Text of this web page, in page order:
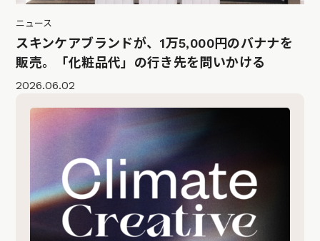
ニュース
スキンケアブランドが、1万5,000円のバナナを
販売。「化粧品代」の行き先を問いかける
2026.06.02